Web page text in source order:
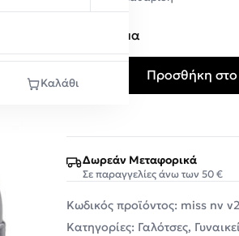
Καλάθι
Σε απόθεμα
Miss NV Γυναικεία
Προσθήκη
Δωρεάν Μεταφορικά
Σε παραγγελίες άνω των 50 €
Κωδικός προϊόντος: miss nv
Κατηγορίες: Γαλότσες,